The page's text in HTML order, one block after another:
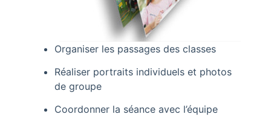
Organiser les passages des classes
Réaliser portraits individuels et photos
de groupe
Coordonner la séance avec l’équipe